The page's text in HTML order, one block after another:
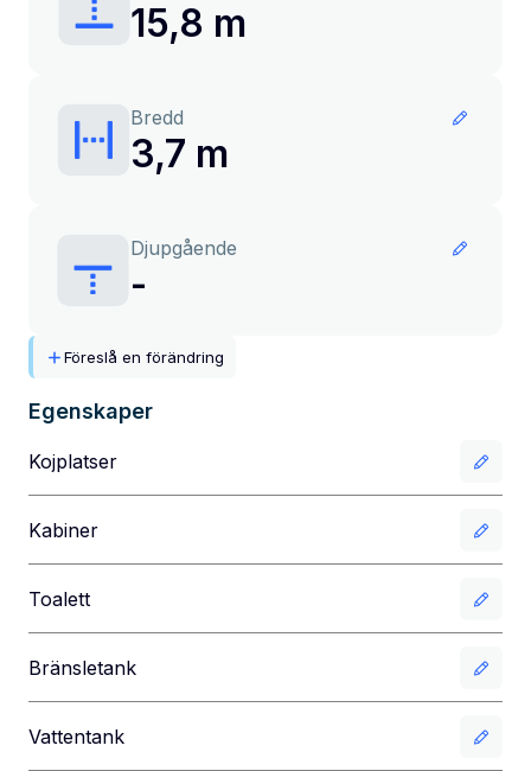
15,8 m
Bredd
3,7 m
Djupgående
-
Föreslå en förändring
Egenskaper
Kojplatser
Kabiner
Toalett
Bränsletank
Vattentank